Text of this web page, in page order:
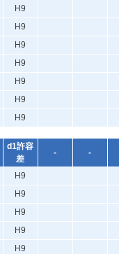
H9
H9
H9
H9
H9
H9
H9
d1許容
差
- -
H9
H9
H9
H9
H9